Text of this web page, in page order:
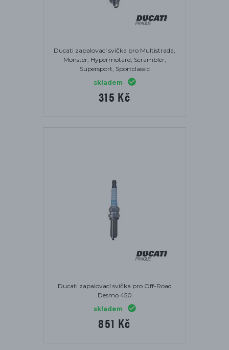
Ducati zapalovací svíčka pro Multistrada,
Monster, Hypermotard, Scrambler,
Supersport, Sportclassic
skladem
315 Kč
Ducati zapalovací svíčka pro Off-Road
Desmo 450
skladem
851 Kč